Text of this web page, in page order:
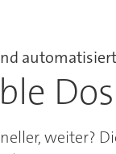
weiter?